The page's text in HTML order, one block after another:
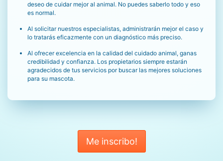
deseo de cuidar mejor al animal. No puedes saberlo todo y eso
es normal.
Al solicitar nuestros especialistas, administrarán mejor el caso y
lo tratarás eficazmente con un diagnóstico más preciso.
Al ofrecer excelencia en la calidad del cuidado animal, ganas
credibilidad y confianza. Los propietarios siempre estarán
agradecidos de tus servicios por buscar las mejores soluciones
para su mascota.
Me inscribo!